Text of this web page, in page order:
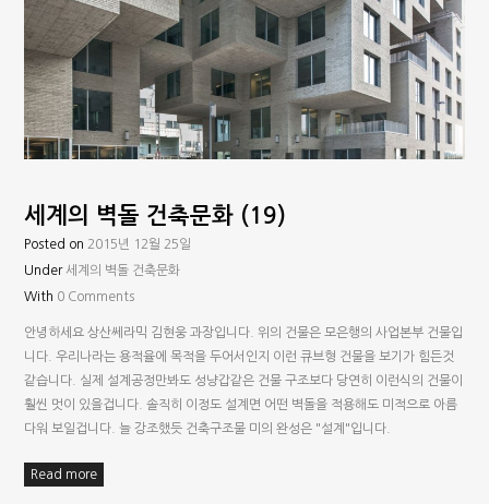
세계의 벽돌 건축문화 (19)
Posted on 2015년 12월 25일
Under 세계의 벽돌 건축문화
With 0 Comments
안녕하세요 상산쎄라믹 김현웅 과장입니다. 위의 건물은 모은행의 사업본부 건물입
니다. 우리나라는 용적율에 목적을 두어서인지 이런 큐브형 건물을 보기가 힘든것
같습니다. 실제 설계공정만봐도 성냥갑같은 건물 구조보다 당연히 이런식의 건물이
훨씬 멋이 있을겁니다. 솔직히 이정도 설계면 어떤 벽돌을 적용해도 미적으로 아름
다워 보일겁니다. 늘 강조했듯 건축구조물 미의 완성은 "설계"입니다.
Read more